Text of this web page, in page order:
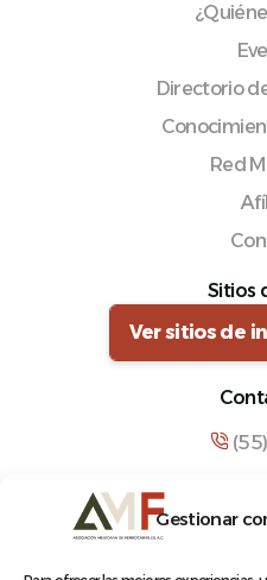
Gestionar
Directorio
Red
Sitios
Ver sitios de
Manuel María